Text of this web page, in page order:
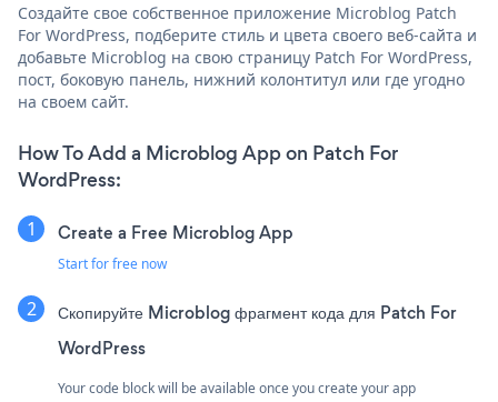
Создайте свое собственное приложение Microblog Patch
For WordPress, подберите стиль и цвета своего веб-сайта и
добавьте Microblog на свою страницу Patch For WordPress,
пост, боковую панель, нижний колонтитул или где угодно
на своем сайт.
How To Add a Microblog App on Patch For
WordPress:
Create a Free Microblog App
Start for free now
Скопируйте Microblog фрагмент кода для Patch For
WordPress
Your code block will be available once you create your app